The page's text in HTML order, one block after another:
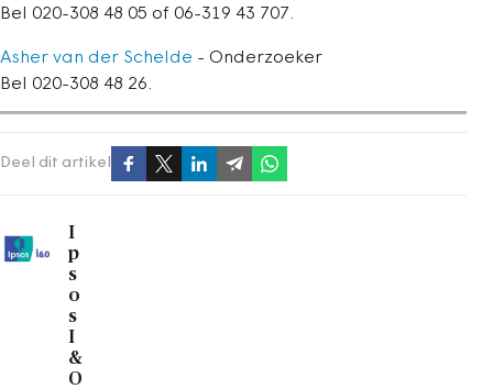
Bel 020-308 48 05 of 06-319 43 707.
Asher van der Schelde - Onderzoeker
Bel 020-308 48 26.
Deel dit artikel
I
p
s
o
s
I
&
O